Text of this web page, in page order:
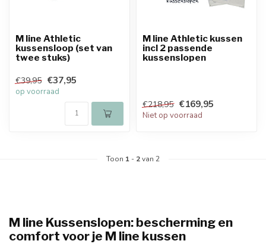
M line Athletic
kussensloop (set van
twee stuks)
€39,95 €37,95
op voorraad
M line Athletic kussen
incl 2 passende
kussenslopen
€218,95 €169,95
Niet op voorraad
Toon 1 - 2van 2
M line Kussenslopen: bescherming en
comfort voor je M line kussen